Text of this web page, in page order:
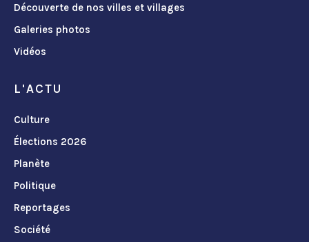
Découverte de nos villes et villages
Galeries photos
Vidéos
L'ACTU
Culture
Élections 2026
Planète
Politique
Reportages
Société